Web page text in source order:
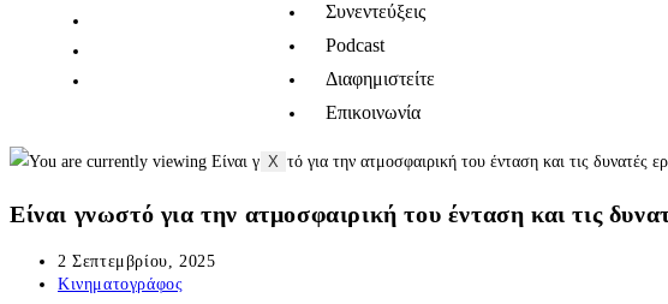
Συνεντεύξεις
Podcast
Διαφημιστείτε
Επικοινωνία
X
Eίναι γνωστό για την ατμοσφαιρική του ένταση και τις
2 Σεπτεμβρίου, 2025
Κινηματογράφος